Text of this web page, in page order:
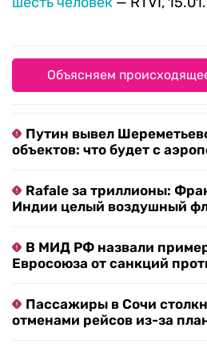
Объясняем
Путин вывел
объектов: что будет с
Rafale за триллионы:
Индии целый воздушный
В МИД РФ назвали
Евросоюза от санкций
Пассажиры в Сочи
отменами рейсов из-за